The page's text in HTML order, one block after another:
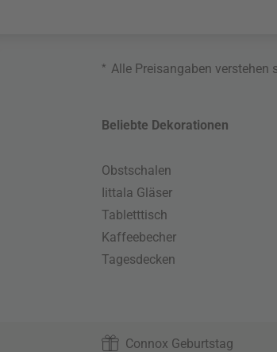
* Alle Preisangaben
Beliebte Dekorationen
Obstschalen
Iittala Gläser
Tabletttisch
Kaffeebecher
Tagesdecken
Connox Geburtstag